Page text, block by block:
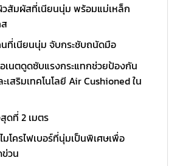
วสัมผัสที่เนียนนุ่ม พร้อมแม่เหล็ก
ที่เนียนนุ่ม จับกระชับถนัดมือ
เนตดูดซับแรงกระแทกช่วยป้องกัน
เสริมเทคโนโลยี Air Cushioned ใน
ดที่ 2 เมตร
โครไฟเบอร์ที่นุ่มเป็นพิเศษเพื่อ
วน